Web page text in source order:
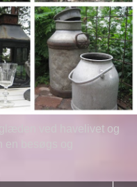
ved havelivet og
besøgs og